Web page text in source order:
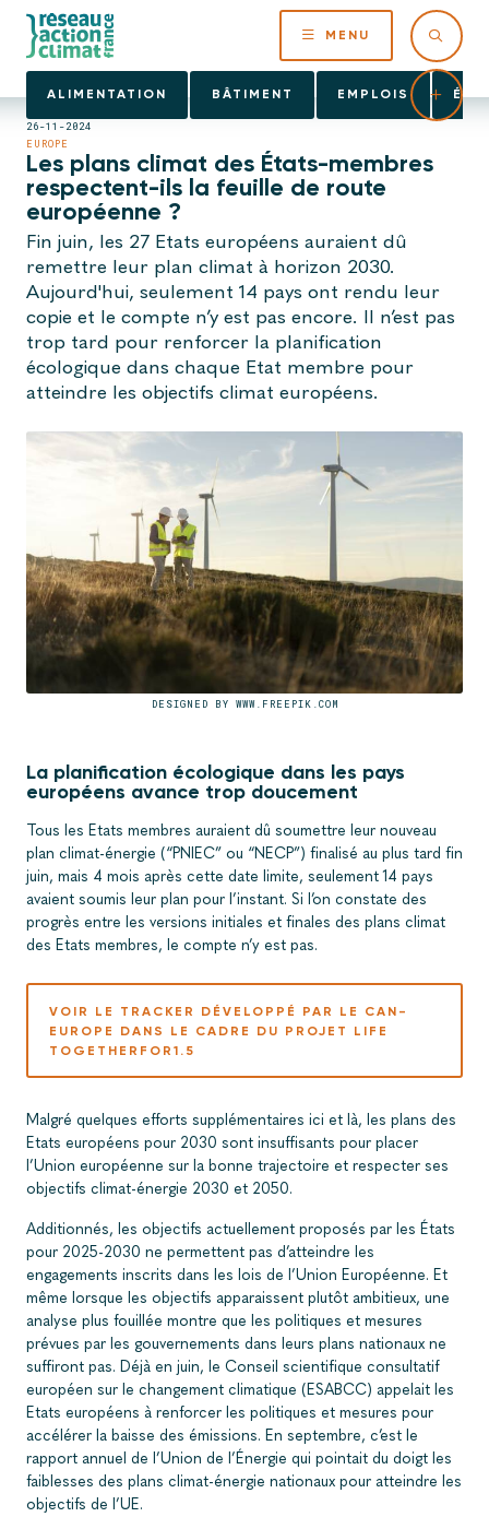
MENU
ALIMENTATION BÂTIMENT EMPLOIS
26-11-2024
EUROPE
Les plans climat des États-membres
respectent-ils la feuille de route
européenne ?
Fin juin, les 27 Etats européens auraient dû
remettre leur plan climat à horizon 2030.
Aujourd'hui, seulement 14 pays ont rendu leur
copie et le compte n’y est pas encore. Il n’est pas
trop tard pour renforcer la planification
écologique dans chaque Etat membre pour
atteindre les objectifs climat européens.
DESIGNED BY WWW.FREEPIK.COM
La planification écologique dans les pays
européens avance trop doucement
Tous les Etats membres auraient dû soumettre leur nouveau
plan climat-énergie (“PNIEC” ou “NECP”) finalisé au plus tard fin
juin, mais 4 mois après cette date limite, seulement 14 pays
avaient soumis leur plan pour l’instant. Si l’on constate des
progrès entre les versions initiales et finales des plans climat
des Etats membres, le compte n’y est pas.
VOIR LE TRACKER DÉVELOPPÉ PAR LE CAN-
EUROPE DANS LE CADRE DU PROJET LIFE
TOGETHERFOR1.5
Malgré quelques efforts supplémentaires ici et là, les plans des
Etats européens pour 2030 sont insuffisants pour placer
l’Union européenne sur la bonne trajectoire et respecter ses
objectifs climat-énergie 2030 et 2050.
Additionnés, les objectifs actuellement proposés par les États
pour 2025-2030 ne permettent pas d’atteindre les
engagements inscrits dans les lois de l’Union Européenne. Et
même lorsque les objectifs apparaissent plutôt ambitieux, une
analyse plus fouillée montre que les politiques et mesures
prévues par les gouvernements dans leurs plans nationaux ne
suffiront pas. Déjà en juin, le Conseil scientifique consultatif
européen sur le changement climatique (ESABCC) appelait les
Etats européens à renforcer les politiques et mesures pour
accélérer la baisse des émissions. En septembre, c’est le
rapport annuel de l’Union de l’Énergie qui pointait du doigt les
faiblesses des plans climat-énergie nationaux pour atteindre les
objectifs de l’UE.